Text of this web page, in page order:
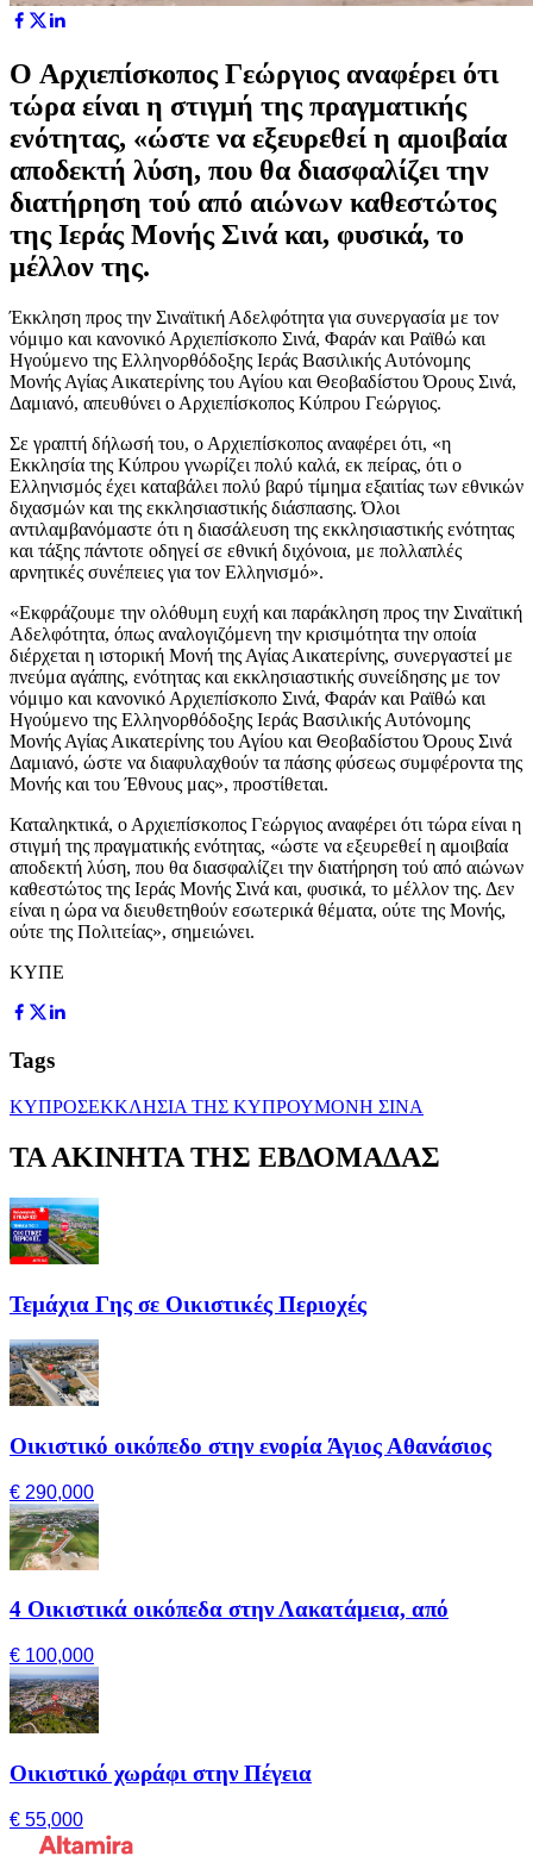
O Αρχιεπίσκοπος Γεώργιος αναφέρει ότι
τώρα είναι η στιγμή της πραγματικής
ενότητας, «ώστε να εξευρεθεί η αμοιβαία
αποδεκτή λύση, που θα διασφαλίζει την
διατήρηση τού από αιώνων καθεστώτος
της Ιεράς Μονής Σινά και, φυσικά, το
μέλλον της.
Έκκληση προς την Σιναϊτική Αδελφότητα για συνεργασία με τον
νόμιμο και κανονικό Αρχιεπίσκοπο Σινά, Φαράν και Ραϊθώ και
Ηγούμενο της Ελληνορθόδοξης Ιεράς Βασιλικής Αυτόνομης
Μονής Αγίας Αικατερίνης του Αγίου και Θεοβαδίστου Όρους Σινά,
Δαμιανό, απευθύνει ο Αρχιεπίσκοπος Κύπρου Γεώργιος.
Σε γραπτή δήλωσή του, ο Αρχιεπίσκοπος αναφέρει ότι, «η
Εκκλησία της Κύπρου γνωρίζει πολύ καλά, εκ πείρας, ότι ο
Ελληνισμός έχει καταβάλει πολύ βαρύ τίμημα εξαιτίας των εθνικών
διχασμών και της εκκλησιαστικής διάσπασης. Όλοι
αντιλαμβανόμαστε ότι η διασάλευση της εκκλησιαστικής ενότητας
και τάξης πάντοτε οδηγεί σε εθνική διχόνοια, με πολλαπλές
αρνητικές συνέπειες για τον Ελληνισμό».
«Εκφράζουμε την ολόθυμη ευχή και παράκληση προς την Σιναϊτική
Αδελφότητα, όπως αναλογιζόμενη την κρισιμότητα την οποία
διέρχεται η ιστορική Μονή της Αγίας Αικατερίνης, συνεργαστεί με
πνεύμα αγάπης, ενότητας και εκκλησιαστικής συνείδησης με τον
νόμιμο και κανονικό Αρχιεπίσκοπο Σινά, Φαράν και Ραϊθώ και
Ηγούμενο της Ελληνορθόδοξης Ιεράς Βασιλικής Αυτόνομης
Μονής Αγίας Αικατερίνης του Αγίου και Θεοβαδίστου Όρους Σινά
Δαμιανό, ώστε να διαφυλαχθούν τα πάσης φύσεως συμφέροντα της
Μονής και του Έθνους μας», προστίθεται.
Καταληκτικά, ο Αρχιεπίσκοπος Γεώργιος αναφέρει ότι τώρα είναι η
στιγμή της πραγματικής ενότητας, «ώστε να εξευρεθεί η αμοιβαία
αποδεκτή λύση, που θα διασφαλίζει την διατήρηση τού από αιώνων
καθεστώτος της Ιεράς Μονής Σινά και, φυσικά, το μέλλον της. Δεν
είναι η ώρα να διευθετηθούν εσωτερικά θέματα, ούτε της Μονής,
ούτε της Πολιτείας», σημειώνει.
ΚΥΠΕ
Tags
ΚΥΠΡΟΣΕΚΚΛΗΣΙΑ ΤΗΣ ΚΥΠΡΟΥΜΟΝΗ ΣΙΝΑ
ΤΑ ΑΚΙΝΗΤΑ ΤΗΣ ΕΒΔΟΜΑΔΑΣ
Τεμάχια Γης σε Οικιστικές Περιοχές
Οικιστικό οικόπεδο στην ενορία Άγιος Αθανάσιος
€ 290,000
4 Οικιστικά οικόπεδα στην Λακατάμεια, από
€ 100,000
Οικιστικό χωράφι στην Πέγεια
€ 55,000